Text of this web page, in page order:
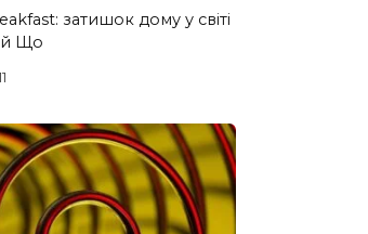
затишок дому у світі
Що